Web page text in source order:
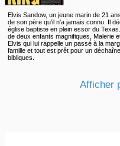
Elvis Sandow, un jeune marin de 21
de son père qu'il n'a jamais connu. Il
église baptiste en plein essor du
de deux enfants magnifiques, Malerie
Elvis qui lui rappelle un passé à la
famille et tout est prêt pour un
bibliques.
Afficher